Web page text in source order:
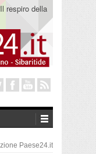
respiro della
Paese24.it